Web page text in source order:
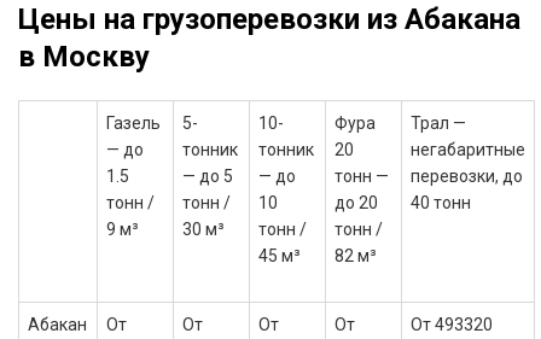
Цены на грузоперевозки из Абакана
в Москву
Газель
— до
1.5
тонн /
9 м³
5-
тонник
— до 5
тонн /
30 м³
10-
тонник
— до
10
тонн /
45 м³
Фура
20
тонн —
до 20
тонн /
82 м³
Трал —
негабаритные
перевозки, до
40 тонн
Абакан
От
От
От
От
От 493320